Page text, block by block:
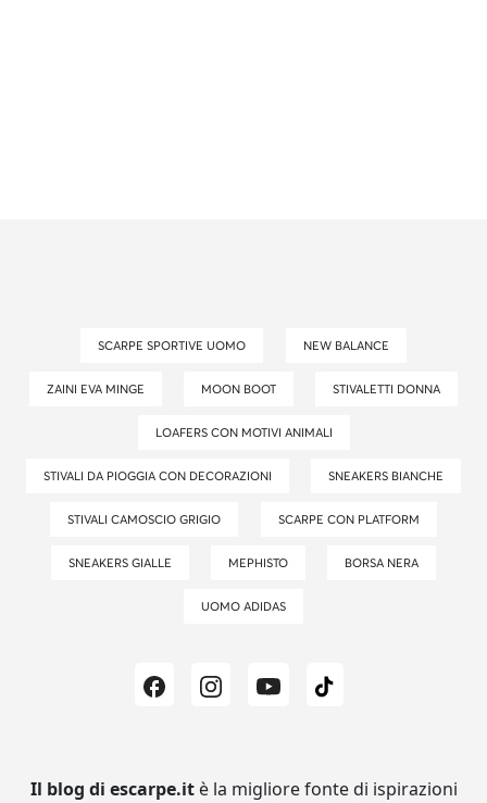
SCARPE SPORTIVE UOMO NEW BALANCE
ZAINI EVA MINGE MOON BOOT STIVALETTI DONNA
LOAFERS CON MOTIVI ANIMALI
STIVALI DA PIOGGIA CON DECORAZIONI SNEAKERS BIANCHE
STIVALI CAMOSCIO GRIGIO SCARPE CON PLATFORM
SNEAKERS GIALLE MEPHISTO BORSA NERA
UOMO ADIDAS
Il blog di escarpe.it è la migliore fonte di ispirazioni